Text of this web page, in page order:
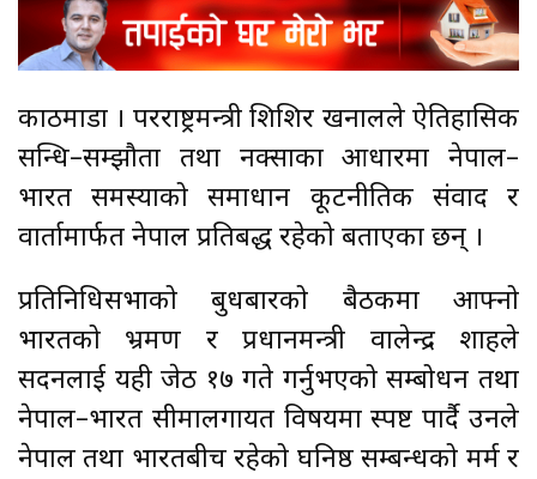
काठमाडौँ । परराष्ट्रमन्त्री शिशिर खनालले ऐतिहासिक
सन्धि–सम्झौता तथा नक्साका आधारमा नेपाल–
भारत समस्याको समाधान कूटनीतिक संवाद र
वार्तामार्फत नेपाल प्रतिबद्ध रहेको बताएका छन् ।
प्रतिनिधिसभाको बुधबारको बैठकमा आफ्नो
भारतको भ्रमण र प्रधानमन्त्री वालेन्द्र शाहले
सदनलाई यही जेठ १७ गते गर्नुभएको सम्बोधन तथा
नेपाल–भारत सीमालगायत विषयमा स्पष्ट पार्दै उनले
नेपाल तथा भारतबीच रहेको घनिष्ठ सम्बन्धको मर्म र